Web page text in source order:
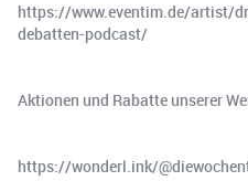
https://www.eventim.de/artist/
debatten-podcast/
Aktionen und Rabatte unserer
https://wonderl.ink/